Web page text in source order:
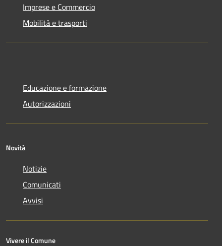
Imprese e Commercio
Mobilità e trasporti
Educazione e formazione
Autorizzazioni
Novità
Notizie
Comunicati
Avvisi
Vivere il Comune